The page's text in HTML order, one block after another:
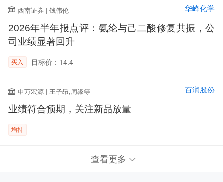
西南证券 | 钱伟伦 华峰化学
2026年半年报点评：氨纶与己二酸修复共振，公
司业绩显著回升
买入 目标价：14.4
申万宏源 | 王子昂,周缘等 百润股份
业绩符合预期，关注新品放量
增持
查看更多